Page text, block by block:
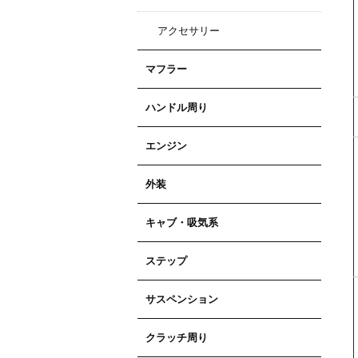
アクセサリー
マフラー
ハンドル周り
エンジン
外装
キャブ・吸気系
ステップ
サスペンション
クラッチ周り